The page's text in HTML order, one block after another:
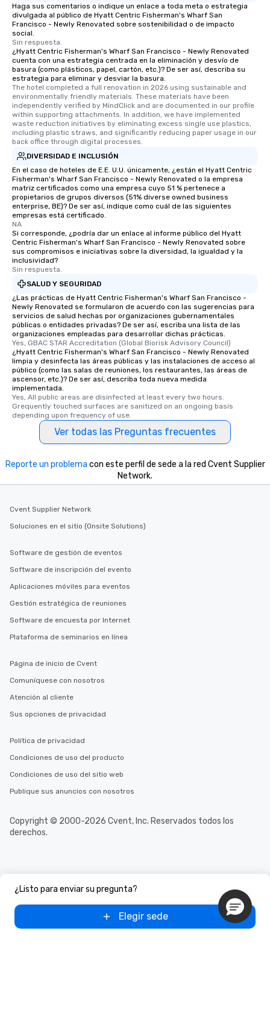
Haga sus comentarios o indique un enlace a toda meta o estrategia
divulgada al público de Hyatt Centric Fisherman's Wharf San
Francisco - Newly Renovated sobre sostenibilidad o de impacto
social.
Sin respuesta.
¿Hyatt Centric Fisherman's Wharf San Francisco - Newly Renovated
cuenta con una estrategia centrada en la eliminación y desvío de
basura (como plásticos, papel, cartón, etc.)? De ser así, describa su
estrategia para eliminar y desviar la basura.
The hotel completed a full renovation in 2026 using sustainable and
environmentally friendly materials. These materials have been
independently verified by MindClick and are documented in our profile
within supporting attachments. In addition, we have implemented
waste reduction initiatives by eliminating excess single use plastics,
including plastic straws, and significantly reducing paper usage in our
back office through digital processes.
DIVERSIDAD E INCLUSIÓN
En el caso de hoteles de E.E. U.U. únicamente, ¿están el Hyatt Centric
Fisherman's Wharf San Francisco - Newly Renovated o la empresa
matriz certificados como una empresa cuyo 51 % pertenece a
propietarios de grupos diversos (51% diverse owned business
enterprise, BE)? De ser así, indique como cuál de las siguientes
empresas está certificado.
NA
Si corresponde, ¿podría dar un enlace al informe público del Hyatt
Centric Fisherman's Wharf San Francisco - Newly Renovated sobre
sus compromisos e iniciativas sobre la diversidad, la igualdad y la
inclusividad?
Sin respuesta.
SALUD Y SEGURIDAD
¿Las prácticas de Hyatt Centric Fisherman's Wharf San Francisco -
Newly Renovated se formularon de acuerdo con las sugerencias para
servicios de salud hechas por organizaciones gubernamentales
públicas o entidades privadas? De ser así, escriba una lista de las
organizaciones empleadas para desarrollar dichas prácticas.
Yes, GBAC STAR Accreditation (Global Biorisk Advisory Council)
¿Hyatt Centric Fisherman's Wharf San Francisco - Newly Renovated
limpia y desinfecta las áreas públicas y las instalaciones de acceso al
público (como las salas de reuniones, los restaurantes, las áreas de
ascensor, etc.)? De ser así, describa toda nueva medida
implementada.
Yes, All public areas are disinfected at least every two hours.
Grequently touched surfaces are sanitized on an ongoing basis
depending upon frequency of use.
Ver todas las Preguntas frecuentes
¿Listo para enviar su pregunta?
Elegir sede
Reporte un problema con este perfil de sede a la red Cvent Supplier
Network.
Cvent Supplier Network
Soluciones en el sitio (Onsite Solutions)
Software de gestión de eventos
Software de inscripción del evento
Aplicaciones móviles para eventos
Gestión estratégica de reuniones
Software de encuesta por Internet
Plataforma de seminarios en línea
Página de inicio de Cvent
Comuníquese con nosotros
Atención al cliente
Sus opciones de privacidad
Política de privacidad
Condiciones de uso del producto
Condiciones de uso del sitio web
Publique sus anuncios con nosotros
Copyright © 2000-2026 Cvent, Inc. Reservados todos los
derechos.